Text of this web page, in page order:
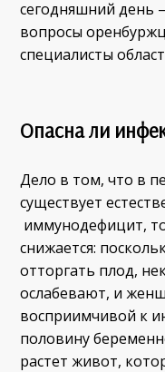
сегодняшний день
вопросы
специалисты
Опасна ли
Дело в том, что в
существует
иммунодефицит,
снижается:
отторгать плод,
ослабевают, и
восприимчивой к
половину
растет живот,